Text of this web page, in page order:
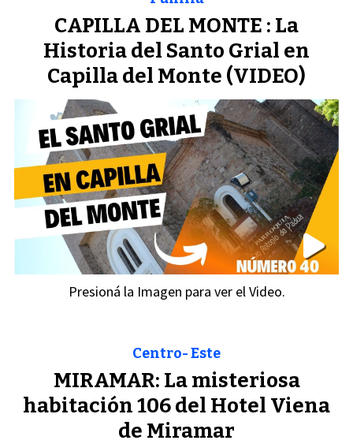
CAPILLA DEL MONTE : La
Historia del Santo Grial en
Capilla del Monte (VIDEO)
Presioná la Imagen para ver el Video.
MIRAMAR: La misteriosa
habitación 106 del Hotel Viena
de Miramar
Centro- Este